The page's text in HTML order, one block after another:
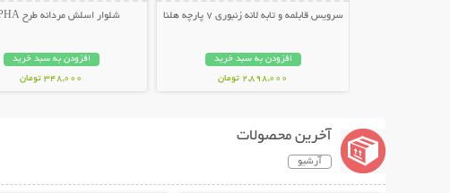
سرویس قابلمه و تابه لانه زنبوری 7 پارچه هلنا
افزودن به سبد خرید
2,898,000 تومان
شلوار اسلش مردانه طرح ALPHA
افزودن به سبد خرید
348,000 تومان
آخرین محصولات
آرشیو